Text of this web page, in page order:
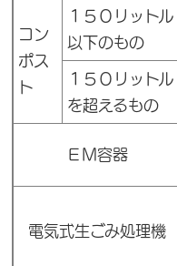
コン
ポス
ト
１５０リットル
以下のもの
１５０リットル
を超えるもの
ＥＭ容器
電気式生ごみ処理機